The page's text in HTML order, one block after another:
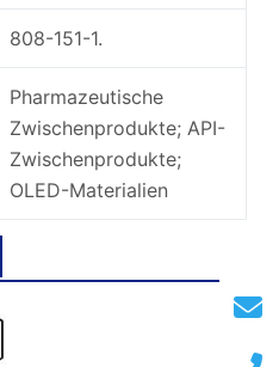
808-151-1.
Pharmazeutische
Zwischenprodukte; API-
Zwischenprodukte;
OLED-Materialien